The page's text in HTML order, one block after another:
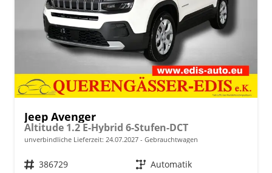
Jeep Avenger
Altitude 1.2 E-Hybrid 6-Stufen-DCT
unverbindliche Lieferzeit: 24.07.2027 Gebrauchtwagen
Fahrzeugnr. 386729 Getriebe Automatik